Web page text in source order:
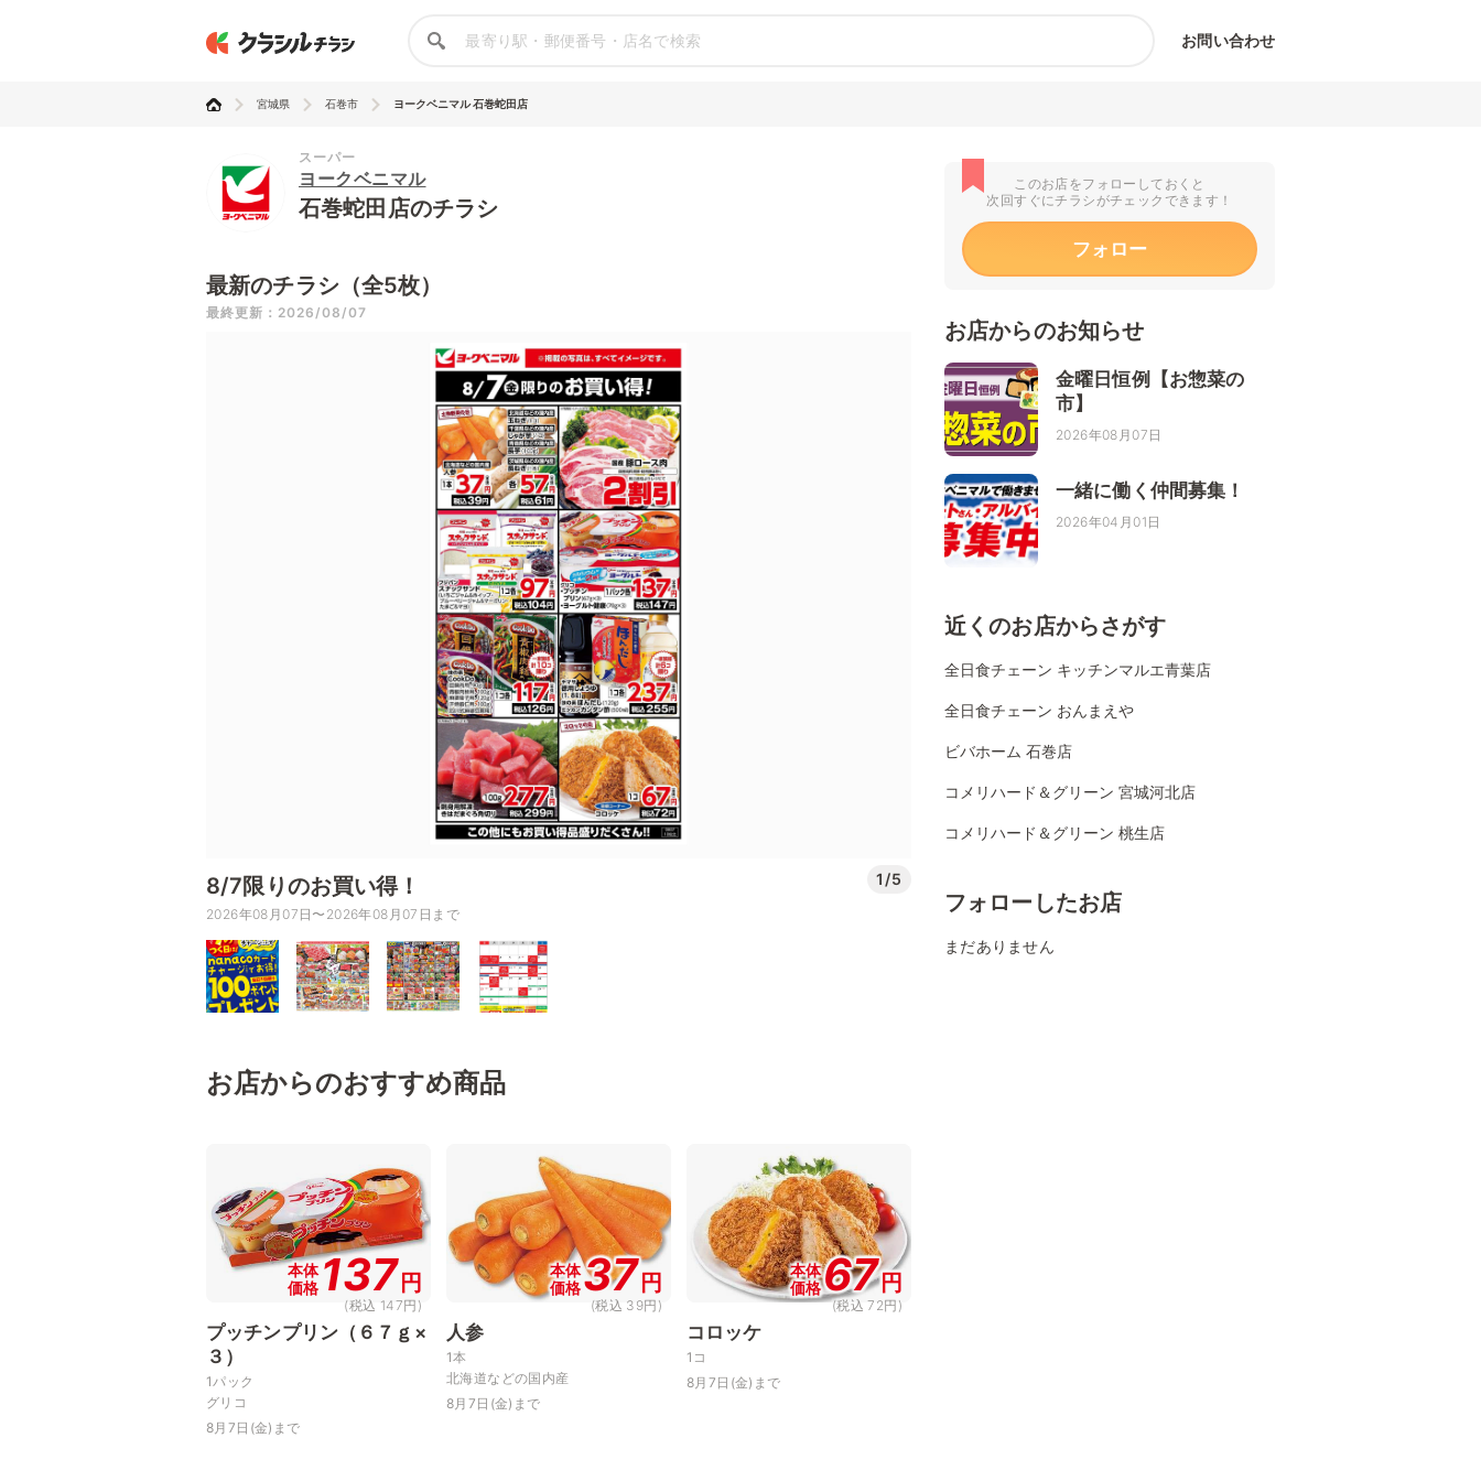
お問い合わせ
宮城県 石巻市 ヨークベニマル 石巻蛇田店
スーパー
ヨークベニマル
石巻蛇田店のチラシ
最新のチラシ（全5枚）
最終更新：2026/08/07
8/7限りのお買い得！ 1/5
2026年08月07日〜2026年08月07日まで
お店からのおすすめ商品
本体
価格137 円
(税込 147円)
プッチンプリン（６７ｇ×
３）
1パック
グリコ
8月7日(金)まで
本体
価格37 円
(税込 39円)
人参
1本
北海道などの国内産
8月7日(金)まで
本体
価格67 円
(税込 72円)
コロッケ
1コ
8月7日(金)まで
このお店をフォローしておくと
次回すぐにチラシがチェックできます！
フォロー
お店からのお知らせ
金曜日恒例【お惣菜の
市】
2026年08月07日
一緒に働く仲間募集！
2026年04月01日
近くのお店からさがす
全日食チェーン キッチンマルエ青葉店
全日食チェーン おんまえや
ビバホーム 石巻店
コメリハード＆グリーン 宮城河北店
コメリハード＆グリーン 桃生店
フォローしたお店
まだありません